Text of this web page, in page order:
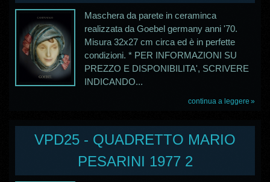
Maschera da parete in ceraminca
realizzata da Goebel germany anni '70.
Misura 32x27 cm circa ed è in perfette
condizioni. * PER INFORMAZIONI SU
PREZZO E DISPONIBILITA', SCRIVERE
INDICANDO...
continua a leggere
VPD25 - QUADRETTO MARIO
PESARINI 1977 2